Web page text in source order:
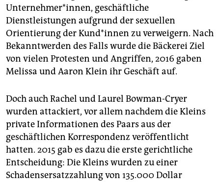
Unternehmer*innen, geschäftliche
Dienstleistungen aufgrund der sexuellen
Orientierung der Kund*innen zu verweigern. Nach
Bekanntwerden des Falls wurde die Bäckerei Ziel
von vielen Protesten und Angriffen, 2016 gaben
Melissa und Aaron Klein ihr Geschäft auf.
Doch auch Rachel und Laurel Bowman-Cryer
wurden attackiert, vor allem nachdem die Kleins
private Informationen des Paars aus der
geschäftlichen Korrespondenz veröffentlicht
hatten. 2015 gab es dazu die erste gerichtliche
Entscheidung: Die Kleins wurden zu einer
Schadensersatzzahlung von 135.000 Dollar